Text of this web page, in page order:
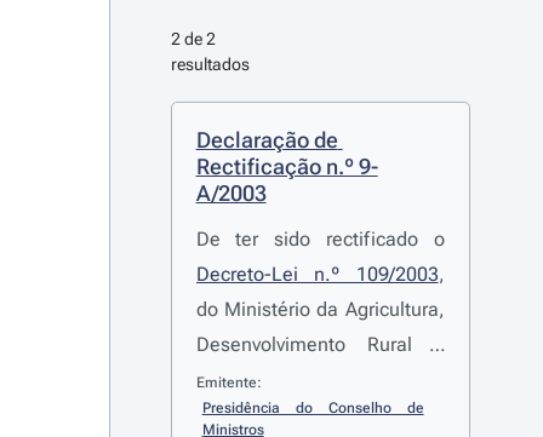
2 de 2
resultados
Declaração de
Rectificação n.º 9-
A/2003
De ter sido rectificado o
Decreto-Lei n.º 109/2003,
do Ministério da Agricultura,
Desenvolvimento Rural e
Pescas, que altera o
Decreto-Lei n.º 224/2000
Emitente:
Presidência do Conselho de
Ministros